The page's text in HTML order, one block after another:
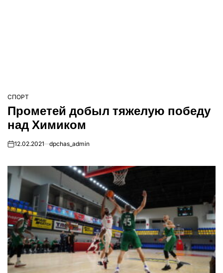
ОПУБЛІКУВАТИ
У
СПОРТ
Прометей добыл тяжелую победу
над Химиком
on12.02.2021 dpchas_admin